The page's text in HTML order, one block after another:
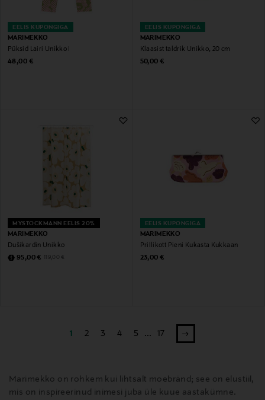
EELIS KUPONGIGA
MARIMEKKO
Püksid Lairi Unikko I
Original Price
48,00 €
EELIS KUPONGIGA
MARIMEKKO
Klaasist taldrik Unikko, 20 cm
Original Price
50,00 €
MYSTOCKMANN EELIS 20%
MARIMEKKO
Dušikardin Unikko
Discounted Price
95,00 € Original Price
119,00 €
EELIS KUPONGIGA
MARIMEKKO
Prillikott Pieni Kukasta Kukkaan
Original Price
23,00 €
1 2 3 4 5 ... 17
Marimekko on rohkem kui lihtsalt moebränd; see on elustiil,
mis on inspireerinud inimesi juba üle kuue aastakümne.